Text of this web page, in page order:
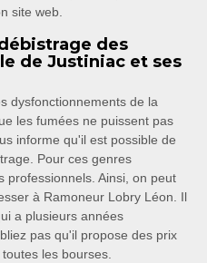
site web.
des
de Justiniac et ses
dysfonctionnements de la
les fumées ne puissent pas
informe qu'il est possible de
Pour ces genres
professionnels. Ainsi, on peut
à Ramoneur Lobry Léon. Il
a plusieurs années
pas qu'il propose des prix
les bourses.